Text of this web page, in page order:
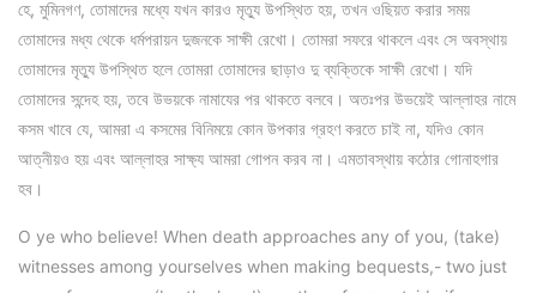
হে, মুমিনগণ, তোমাদের মধ্যে যখন কারও মৃত্যু উপস্থিত হয়, তখন ওছিয়ত করার সময়
তোমাদের মধ্য থেকে ধর্মপরায়ন দুজনকে সাক্ষী রেখো। তোমরা সফরে থাকলে এবং সে অবস্থায়
তোমাদের মৃত্যু উপস্থিত হলে তোমরা তোমাদের ছাড়াও দু ব্যক্তিকে সাক্ষী রেখো। যদি
তোমাদের সন্দেহ হয়, তবে উভয়কে নামাযের পর থাকতে বলবে। অতঃপর উভয়েই আল্লাহর নামে
কসম খাবে যে, আমরা এ কসমের বিনিময়ে কোন উপকার গ্রহণ করতে চাই না, যদিও কোন
আত্নীয়ও হয় এবং আল্লাহর সাক্ষ্য আমরা গোপন করব না। এমতাবস্থায় কঠোর গোনাহগার
হব।
O ye who believe! When death approaches any of you, (take)
witnesses among yourselves when making bequests,- two just